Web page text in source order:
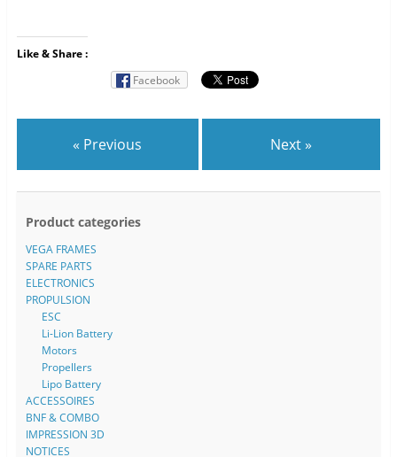
Like & Share :
Facebook
« Previous Next »
Product categories
VEGA FRAMES
SPARE PARTS
ELECTRONICS
PROPULSION
ESC
Li-Lion Battery
Motors
Propellers
Lipo Battery
ACCESSOIRES
BNF & COMBO
IMPRESSION 3D
NOTICES